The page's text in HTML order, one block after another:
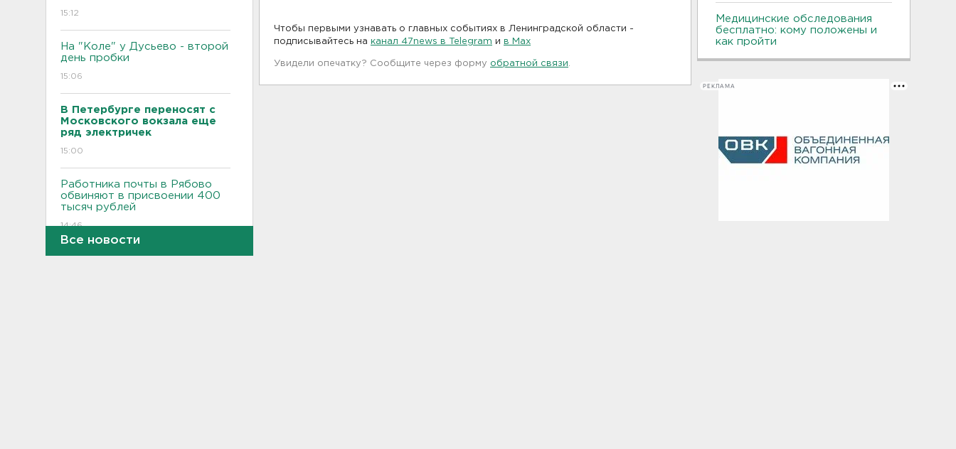
15:12
На "Коле" у Дусьево - второй
день пробки
15:06
В Петербурге переносят с
Московского вокзала еще
ряд электричек
15:00
Работника почты в Рябово
обвиняют в присвоении 400
тысяч рублей
14:46
Верховный суд просят снять
Все новости
Чтобы первыми узнавать о главных событиях в Ленинградской области -
подписывайтесь на канал 47news в Telegram и в Maх
Увидели опечатку? Сообщите через форму обратной связи
Медицинские обследования
бесплатно: кому положены и
как пройти
РЕКЛАМА